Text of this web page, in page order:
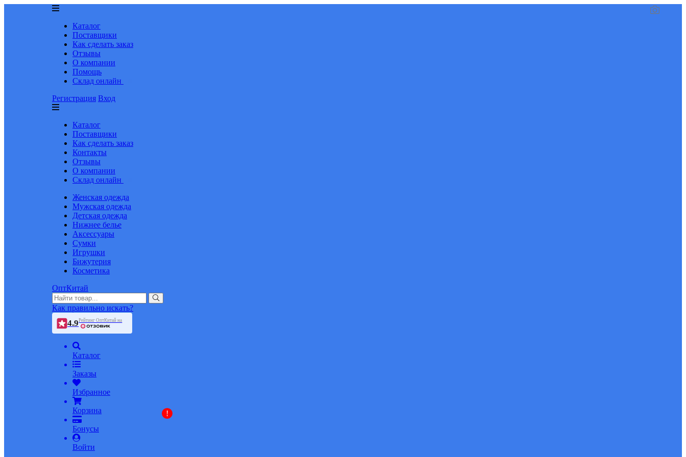
Каталог
Поставщики
Как сделать заказ
Отзывы
О компании
Помощь
Склад онлайн
Регистрация Вход
Каталог
Поставщики
Как сделать заказ
Контакты
Отзывы
О компании
Склад онлайн
Женская одежда
Мужская одежда
Детская одежда
Нижнее белье
Аксессуары
Сумки
Игрушки
Бижутерия
Косметика
ОптКитай
Как правильно искать?
4.9Рейтинг ОптКитай на
Каталог
Заказы
Избранное
Корзина
Бонусы
!
Войти